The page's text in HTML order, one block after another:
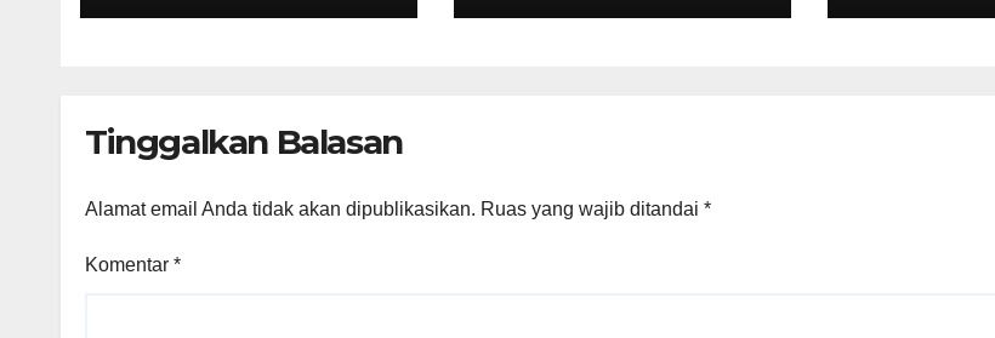
Layanan Digital
Tinggalkan Balasan
Alamat email Anda tidak akan dipublikasikan. Ruas yang wajib ditandai *
Komentar *